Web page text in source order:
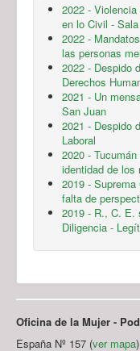
2022 -
en lo Civil -
2022 -
las personas
2022 - Despido
Derechos
2021 - Un
San Juan
2021 - Despido
Laboral
2020 -
identidad de los
2019 -
falta de
2019 - R., C. E.
Diligencia -
Oficina de la Mujer -
España Nº 157 (ver mapa)